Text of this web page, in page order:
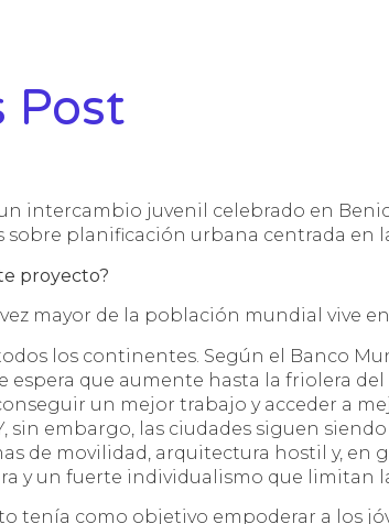
Post
intercambio juvenil celebrado en
sobre planificación urbana centrada en
proyecto?
mayor de la población mundial vive
los continentes. Según el Banco
espera que aumente hasta la friolera
un mejor trabajo y acceder a
sin embargo, las ciudades siguen
de movilidad, arquitectura hostil y,
y un fuerte individualismo que limitan
tenía como objetivo empoderar a los